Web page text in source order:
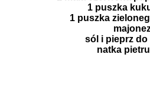
1 puszka
1 puszka
sól i pieprz do
natka